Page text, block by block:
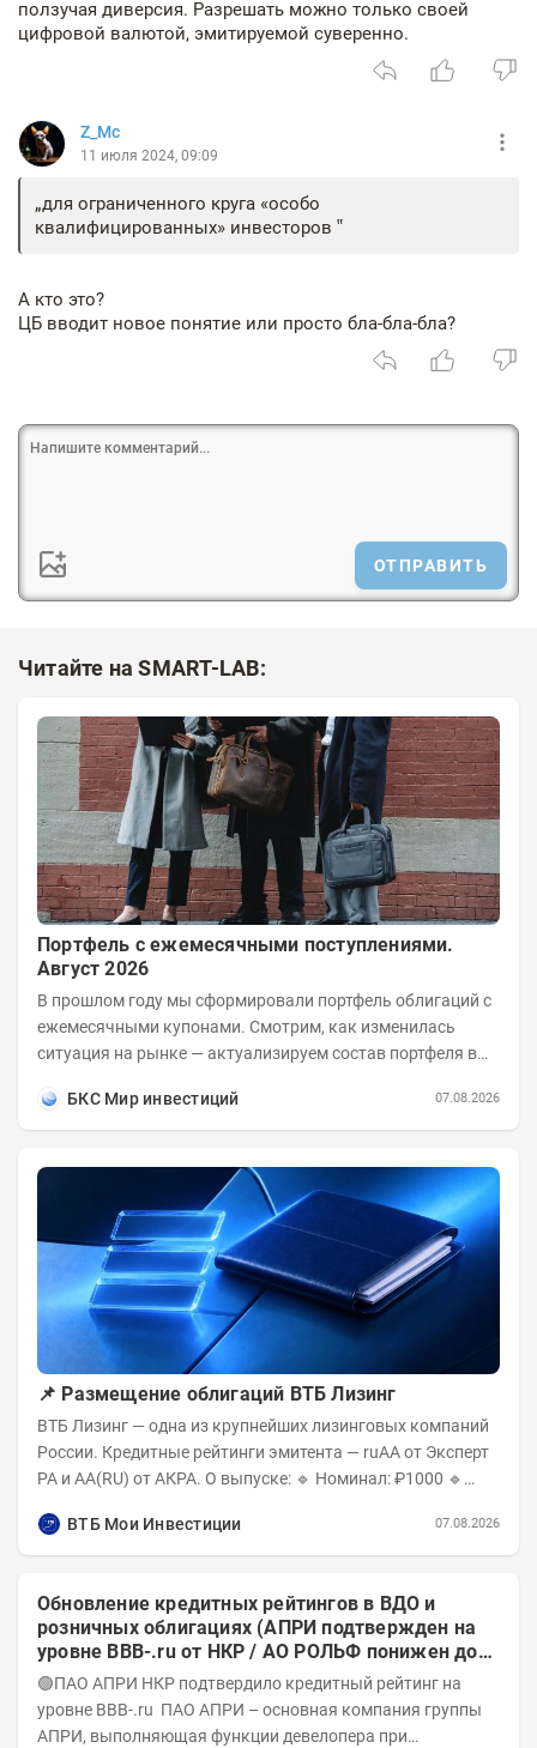
ползучая диверсия. Разрешать можно только своей
цифровой валютой, эмитируемой суверенно.
Z_Mc
11 июля 2024, 09:09
для ограниченного круга «особо
квалифицированных» инвесторов
А кто это?
ЦБ вводит новое понятие или просто бла-бла-бла?
ОТПРАВИТЬ
Читайте на SMART-LAB:
Портфель с ежемесячными поступлениями.
Август 2026
В прошлом году мы сформировали портфель облигаций с
ежемесячными купонами. Смотрим, как изменилась
ситуация на рынке — актуализируем состав портфеля в
БКС Мир инвестиций
07.08.2026
📌 Размещение облигаций ВТБ Лизинг
ВТБ Лизинг — одна из крупнейших лизинговых компаний
России. Кредитные рейтинги эмитента — ruAA от Эксперт
РА и AA(RU) от АКРА. О выпуске: 🔹 Номинал: ₽1000 🔹
ВТБ Мои Инвестиции
07.08.2026
Обновление кредитных рейтингов в ВДО и
розничных облигациях (АПРИ подтвержден на
уровне BBB-.ru от НКР / АО РОЛЬФ понижен до
А-(RU) / Элит Строй присвоен на уровне BBB.ru)
🟢ПАО АПРИ НКР подтвердило кредитный рейтинг на
уровне BBB-.ru ПАО АПРИ – основная компания группы
АПРИ, выполняющая функции девелопера при